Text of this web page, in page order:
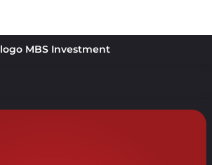
logo MBS Investment